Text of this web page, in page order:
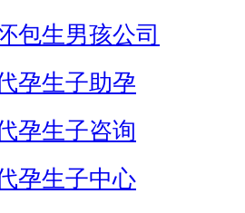
包生男孩公司
孕生子助孕
孕生子咨询
孕生子中心